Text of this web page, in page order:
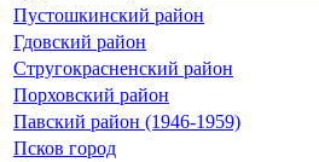
Пустошкинский район
Гдовский район
Стругокрасненский район
Порховский район
Павский район (1946-1959)
Псков город